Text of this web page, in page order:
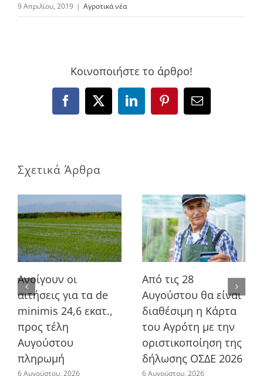
9 Απριλίου, 2019 | Αγροτικά νέα
Κοινοποιήστε το άρθρο!
Facebook
X LinkedInPinterestEmail
Σχετικά Άρθρα
Ανοίγουν οι
αιτήσεις για τα de
minimis 24,6 εκατ.,
προς τέλη
Αυγούστου
πληρωμή
6 Αυγούστου, 2026
Από τις 28
Αυγούστου θα είναι
διαθέσιμη η Κάρτα
του Αγρότη με την
οριστικοποίηση της
δήλωσης ΟΣΔΕ 2026
6 Αυγούστου, 2026